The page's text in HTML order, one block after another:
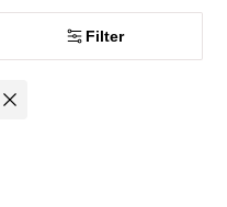
Filter